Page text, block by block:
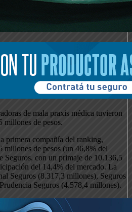
de mala praxis médica tuvieron
millones de pesos.
primera compañía del ranking,
millones de pesos (un 46,8% del
Seguros, con un primaje de 10.136,5
del 14,4% del mercado. La
Seguros (8.317,3 millones), Seguros
Seguros (4.578,4 millones).